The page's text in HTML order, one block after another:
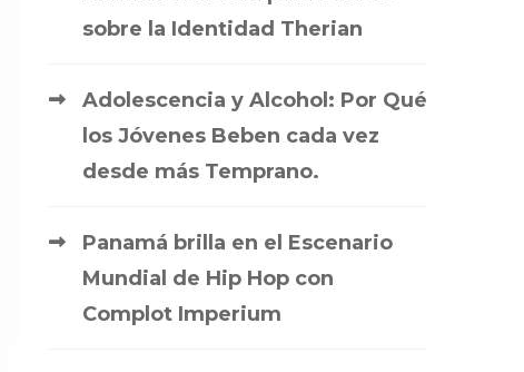
sobre la Identidad Therian
Adolescencia y Alcohol: Por Qué
los Jóvenes Beben cada vez
desde más Temprano.
Panamá brilla en el Escenario
Mundial de Hip Hop con
Complot Imperium